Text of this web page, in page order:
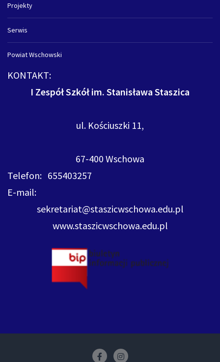
Projekty
Serwis
Powiat Wschowski
KONTAKT:
I Zespół Szkół im. Stanisława Staszica
ul. Kościuszki 11,
67-400 Wschowa
Telefon: 655403257
E-mail:
sekretariat@staszicwschowa.edu.pl
www.staszicwschowa.edu.pl